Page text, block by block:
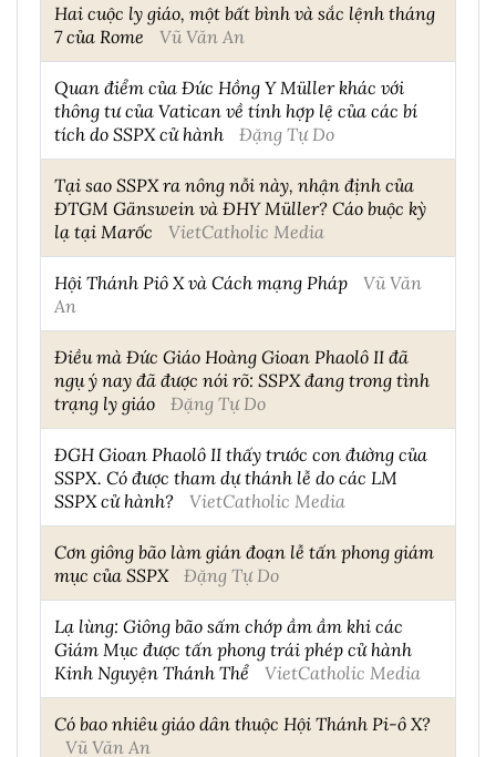
Hai cuộc ly giáo, một bất bình và sắc lệnh tháng
7 của Rome
Vũ Văn An
Quan điểm của Đức Hồng Y Müller khác với
thông tư của Vatican về tính hợp lệ của các bí
tích do SSPX cử hành
Đặng Tự Do
Tại sao SSPX ra nông nỗi này, nhận định của
ĐTGM Gänswein và ĐHY Müller? Cáo buộc kỳ
lạ tại Marốc
VietCatholic Media
Hội Thánh Piô X và Cách mạng Pháp
Vũ Văn
An
Điều mà Đức Giáo Hoàng Gioan Phaolô II đã
ngụ ý nay đã được nói rõ: SSPX đang trong tình
trạng ly giáo
Đặng Tự Do
ĐGH Gioan Phaolô II thấy trước con đường của
SSPX. Có được tham dự thánh lễ do các LM
SSPX cử hành?
VietCatholic Media
Cơn giông bão làm gián đoạn lễ tấn phong giám
mục của SSPX
Đặng Tự Do
Lạ lùng: Giông bão sấm chớp ầm ầm khi các
Giám Mục được tấn phong trái phép cử hành
Kinh Nguyện Thánh Thể
VietCatholic Media
Có bao nhiêu giáo dân thuộc Hội Thánh Pi-ô X?
Vũ Văn An